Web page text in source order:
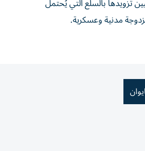
مدنية وعسكرية.